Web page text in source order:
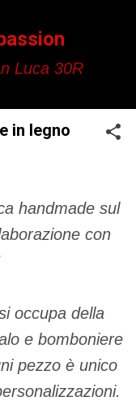
Luca 30R
in legno
handmade sul
con
occupa della
e bomboniere
pezzo è unico